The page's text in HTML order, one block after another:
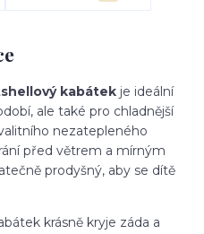
kabátek je ideální
ale také pro chladnější
nezatepleného
před větrem a mírným
prodyšný, aby se dítě
krásně kryje záda a